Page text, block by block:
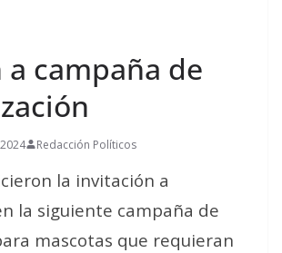
campaña de
Redacción Políticos
la invitación a
la siguiente campaña de
mascotas que requieran